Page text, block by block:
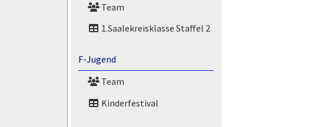
Team
1.Saalekreisklasse Staffel 2
F-Jugend
Team
Kinderfestival